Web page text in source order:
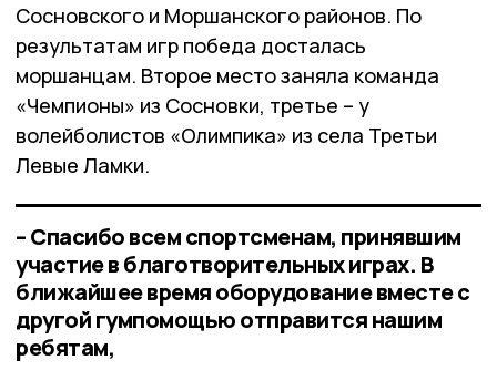
Сосновского и Моршанского районов. По
результатам игр победа досталась
моршанцам. Второе место заняла команда
«Чемпионы» из Сосновки, третье – у
волейболистов «Олимпика» из села Третьи
Левые Ламки.
– Спасибо всем спортсменам, принявшим
участие в благотворительных играх. В
ближайшее время оборудование вместе с
другой гумпомощью отправится нашим
ребятам,